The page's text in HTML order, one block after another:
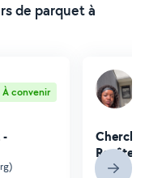
de parquet à
À convenir
-
Bordeaux